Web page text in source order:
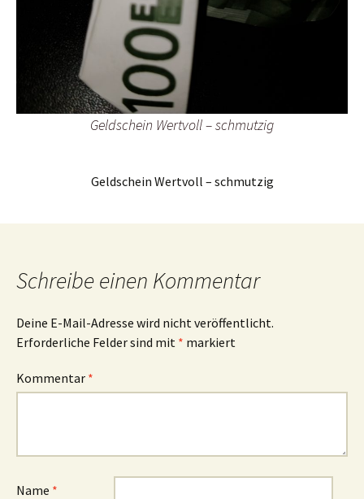
Geldschein Wertvoll – schmutzig
Geldschein Wertvoll – schmutzig
Schreibe einen Kommentar
Deine E-Mail-Adresse wird nicht veröffentlicht.
Erforderliche Felder sind mit * markiert
Kommentar *
Name *